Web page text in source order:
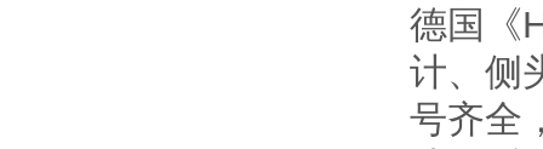
德国《
计、侧
号齐全